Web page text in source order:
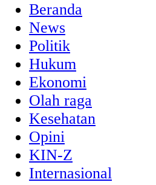
Beranda
News
Politik
Hukum
Ekonomi
Olah raga
Kesehatan
Opini
KIN-Z
Internasional